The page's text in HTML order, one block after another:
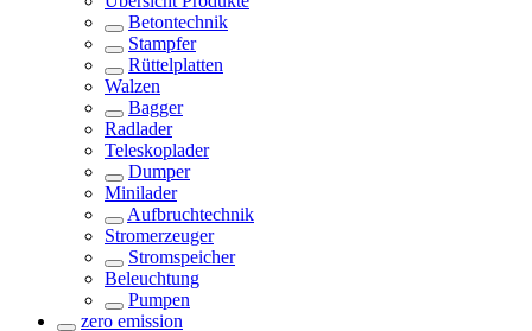
Betontechnik
Stampfer
Rüttelplatten
Walzen
Bagger
Radlader
Teleskoplader
Dumper
Minilader
Aufbruchtechnik
Stromerzeuger
Stromspeicher
Beleuchtung
Pumpen
zero emission